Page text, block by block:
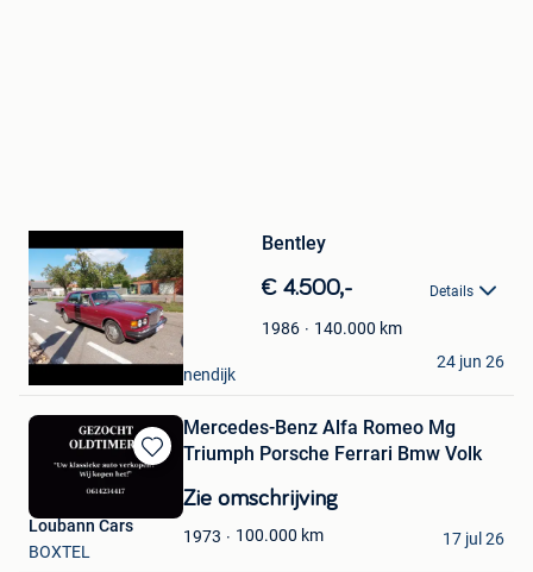
Mijn
Favorieten
Bentley
€ 4.500,- Details
1986 140.000 km
anthony
Aarschot + Deel Begijnendijk
24 jun 26
Bewaren
Favorieten
Mercedes-Benz Alfa Romeo Mg
Triumph Porsche Ferrari Bmw Volk
Zie omschrijving
1973 100.000 km
Loubann Cars
BOXTEL
17 jul 26